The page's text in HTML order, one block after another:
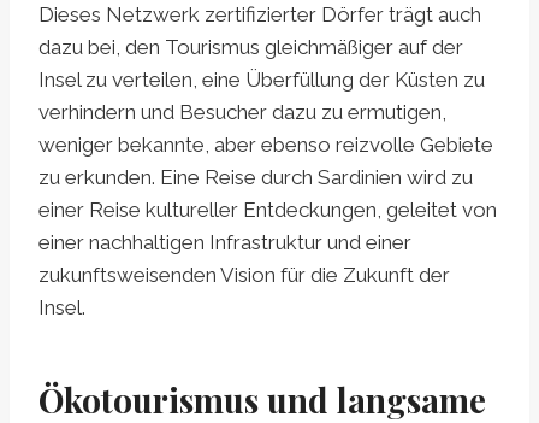
Dieses Netzwerk zertifizierter Dörfer trägt auch
dazu bei, den Tourismus gleichmäßiger auf der
Insel zu verteilen, eine Überfüllung der Küsten zu
verhindern und Besucher dazu zu ermutigen,
weniger bekannte, aber ebenso reizvolle Gebiete
zu erkunden. Eine Reise durch Sardinien wird zu
einer Reise kultureller Entdeckungen, geleitet von
einer nachhaltigen Infrastruktur und einer
zukunftsweisenden Vision für die Zukunft der
Insel.
Ökotourismus und langsame